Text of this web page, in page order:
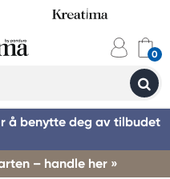
å benytte deg av tilbudet
– handle her »